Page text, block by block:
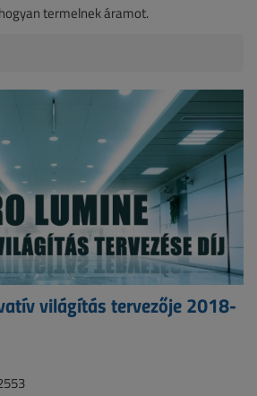
termelnek áramot.
világítás tervezője 2018-